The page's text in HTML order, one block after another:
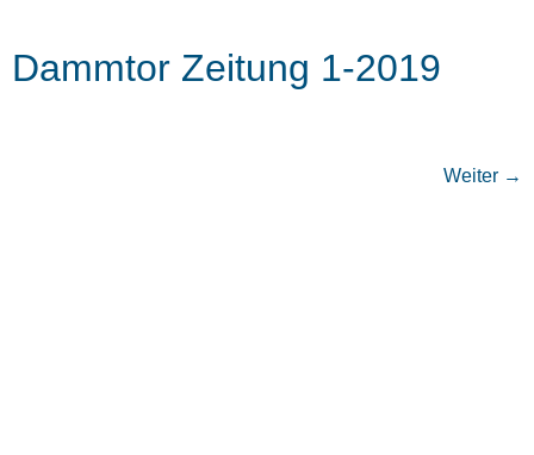
Dammtor Zeitung 1-2019
Weiter →